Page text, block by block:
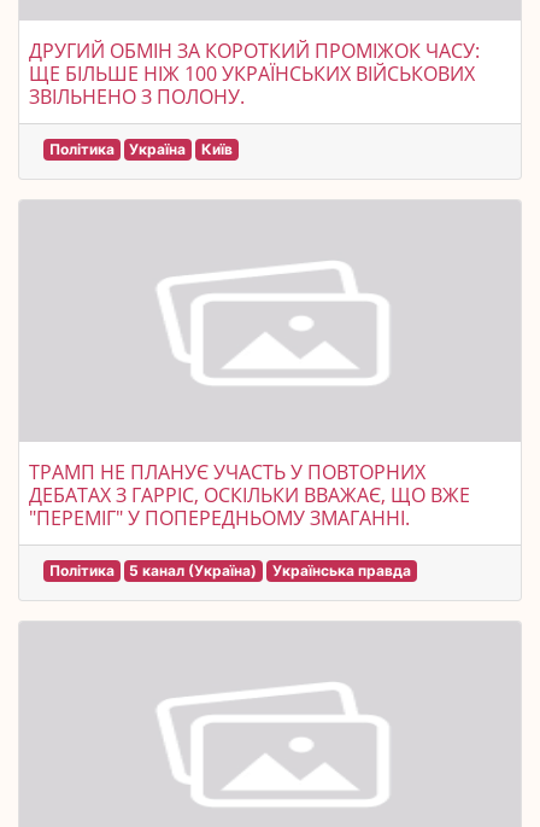
ДРУГИЙ ОБМІН ЗА КОРОТКИЙ ПРОМІЖОК ЧАСУ:
ЩЕ БІЛЬШЕ НІЖ 100 УКРАЇНСЬКИХ ВІЙСЬКОВИХ
ЗВІЛЬНЕНО З ПОЛОНУ.
Політика Україна Київ
ТРАМП НЕ ПЛАНУЄ УЧАСТЬ У ПОВТОРНИХ
ДЕБАТАХ З ГАРРІС, ОСКІЛЬКИ ВВАЖАЄ, ЩО ВЖЕ
"ПЕРЕМІГ" У ПОПЕРЕДНЬОМУ ЗМАГАННІ.
Політика 5 канал (Україна) Українська правда